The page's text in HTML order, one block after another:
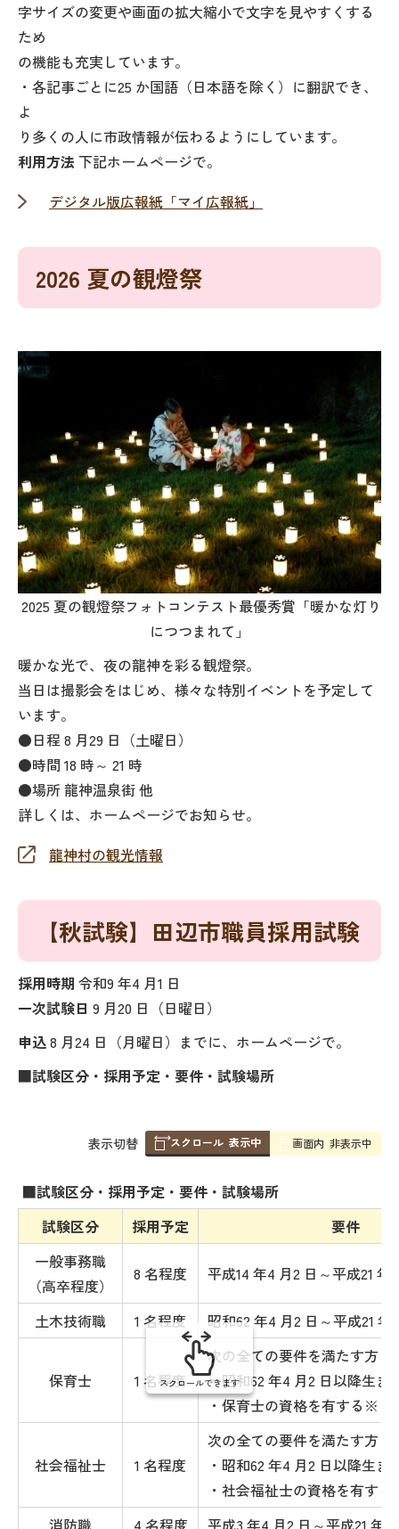
字サイズの変更や画面の拡大縮小で文字を見やすくする
ため
の機能も充実しています。
・各記事ごとに25 か国語（日本語を除く）に翻訳でき、
よ
り多くの人に市政情報が伝わるようにしています。
利用方法 下記ホームページで。
デジタル版広報紙「マイ広報紙」
2026 夏の観燈祭
2025 夏の観燈祭フォトコンテスト最優秀賞「暖かな灯り
につつまれて」
暖かな光で、夜の龍神を彩る観燈祭。
当日は撮影会をはじめ、様々な特別イベントを予定して
います。
●日程 8 月29 日（土曜日）
●時間 18 時～ 21 時
●場所 龍神温泉街 他
詳しくは、ホームページでお知らせ。
龍神村の観光情報
【秋試験】田辺市職員採用試験
採用時期 令和9 年4 月1 日
一次試験日 9 月20 日（日曜日）
申込8 月24 日（月曜日）までに、ホームページで。
■試験区分・採用予定・要件・試験場所
表
み
の
表示切替 スクロール 表示中 画面内 非表示中
■試験区分・採用予定・要件・試験場所
試験区分
採用予定
要件
一般事務職
（高卒程度）
8 名程度 平成14 年4 月2 日～平成21 年
土木技術職 1 名程度 昭和62 年4 月2 日～平成21 年
保育士 1 名程度
次の全ての要件を満たす方
・昭和62 年4 月2 日以降生ま
・保育士の資格を有する※
社会福祉士 1 名程度
次の全ての要件を満たす方
・昭和62 年4 月2 日以降生ま
・社会福祉士の資格を有す
消防職
4 名程度 平成3 年4 月2 日～平成21 年4
スクロールできます